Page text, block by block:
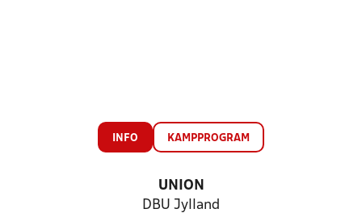
INFO KAMPPROGRAM
UNION
DBU Jylland